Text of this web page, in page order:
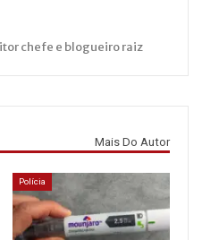
chefe e blogueiro raiz
Mais Do Autor
Polícia